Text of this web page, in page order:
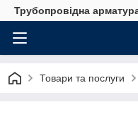
Трубопровідна
Товари та послуги